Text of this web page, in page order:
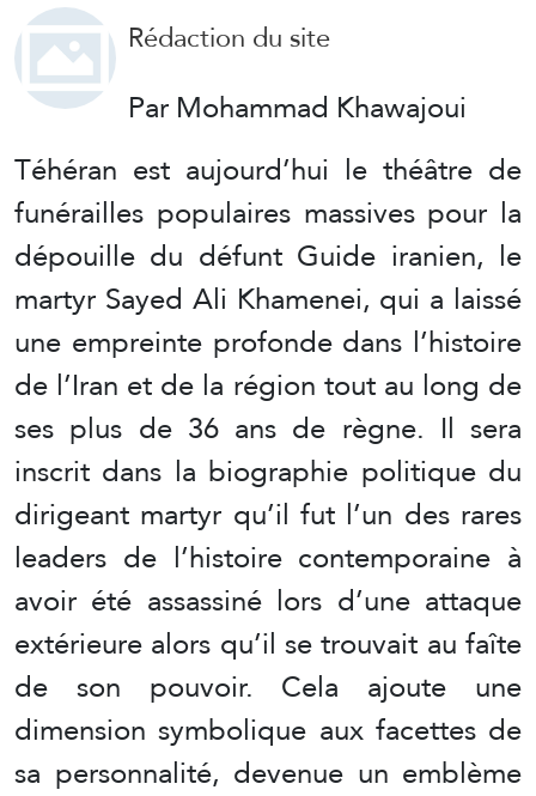
Rédaction du site
Par Mohammad Khawajoui
Téhéran est aujourd’hui le théâtre de
funérailles populaires massives pour la
dépouille du défunt Guide iranien, le
martyr Sayed Ali Khamenei, qui a laissé
une empreinte profonde dans l’histoire
de l’Iran et de la région tout au long de
ses plus de 36 ans de règne. Il sera
inscrit dans la biographie politique du
dirigeant martyr qu’il fut l’un des rares
leaders de l’histoire contemporaine à
avoir été assassiné lors d’une attaque
extérieure alors qu’il se trouvait au faîte
de son pouvoir. Cela ajoute une
dimension symbolique aux facettes de
sa personnalité, devenue un emblème